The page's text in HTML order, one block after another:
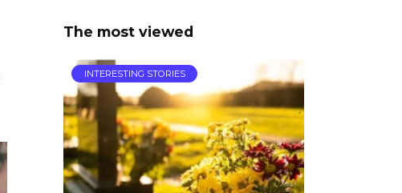
The most viewed
INTERESTING STORIES